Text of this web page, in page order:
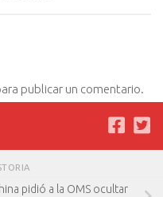
publicar un comentario.
pidió a la OMS ocultar